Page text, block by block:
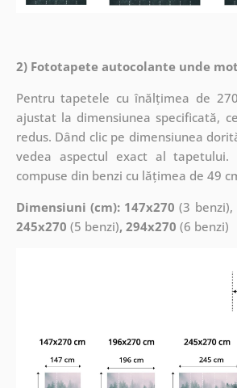
2) Fototapete autocolante unde
Pentru tapetele cu înălțimea de
ajustat la dimensiunea specificată,
redus. Dând clic pe dimensiunea
vedea aspectul exact al tapetului.
compuse din benzi cu lățimea de 49
Dimensiuni (cm): 147x270 (3 benzi),
245x270 (5 benzi), 294x270 (6 benzi)